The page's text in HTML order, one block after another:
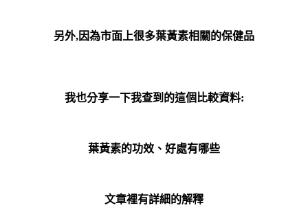
另外,因為市面上很多葉黃素相關的保健品
我也分享一下我查到的這個比較資料:
葉黃素的功效、好處有哪些
文章裡有詳細的解釋